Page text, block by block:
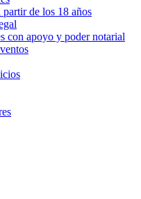
partir de los 18 años
con apoyo y poder notarial